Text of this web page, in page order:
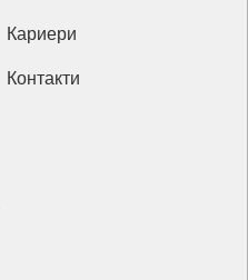
Кариери
Контакти